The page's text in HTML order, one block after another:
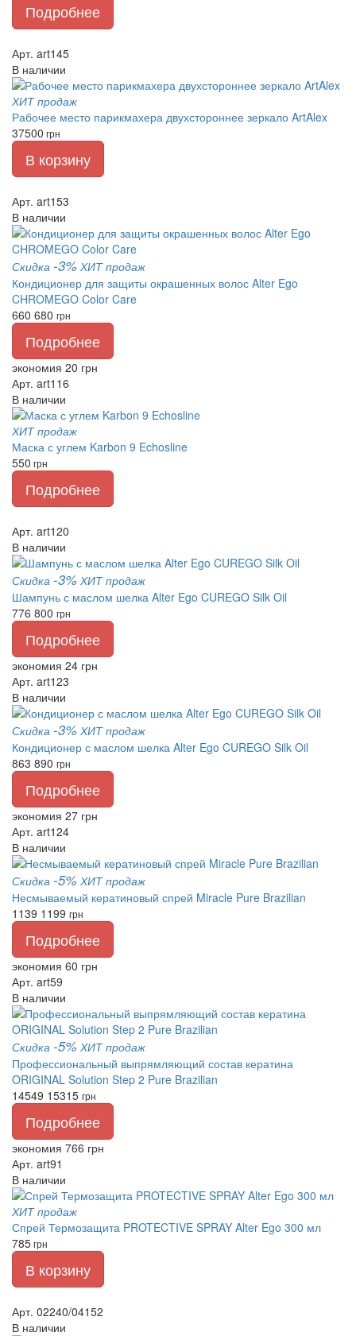
Подробнее
Арт. art145
В наличии
ХИТ продаж
Рабочее место парикмахера двухстороннее зеркало ArtAlex
37500 грн
В корзину
Арт. art153
В наличии
Скидка -3% ХИТ продаж
Кондиционер для защиты окрашенных волос Alter Ego
CHROMEGO Color Care
660 680 грн
Подробнее
экономия 20 грн
Арт. art116
В наличии
ХИТ продаж
Маска с углем Karbon 9 Echosline
550 грн
Подробнее
Арт. art120
В наличии
Скидка -3% ХИТ продаж
Шампунь с маслом шелка Alter Ego CUREGO Silk Oil
776 800 грн
Подробнее
экономия 24 грн
Арт. art123
В наличии
Скидка -3% ХИТ продаж
Кондиционер с маслом шелка Alter Ego CUREGO Silk Oil
863 890 грн
Подробнее
экономия 27 грн
Арт. art124
В наличии
Скидка -5% ХИТ продаж
Несмываемый кератиновый спрей Miracle Pure Brazilian
1139 1199 грн
Подробнее
экономия 60 грн
Арт. art59
В наличии
Скидка -5% ХИТ продаж
Профессиональный выпрямляющий состав кератина
ORIGINAL Solution Step 2 Pure Brazilian
14549 15315 грн
Подробнее
экономия 766 грн
Арт. art91
В наличии
ХИТ продаж
Спрей Термозащита PROTECTIVE SPRAY Alter Ego 300 мл
785грн
В корзину
Арт. 02240/04152
В наличии